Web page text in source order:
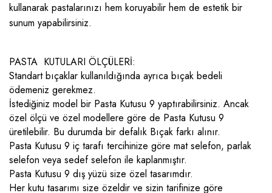
kullanarak pastalarınızı hem koruyabilir hem de estetik bir
sunum yapabilirsiniz.
PASTA KUTULARI ÖLÇÜLERİ:
Standart bıçaklar kullanıldığında ayrıca bıçak bedeli
ödemeniz gerekmez.
İstediğiniz model bir Pasta Kutusu 9 yaptırabilirsiniz. Ancak
özel ölçü ve özel modellere göre de Pasta Kutusu 9
üretilebilir. Bu durumda bir defalık Bıçak farkı alınır.
Pasta Kutusu 9 iç tarafı tercihinize göre mat selefon, parlak
selefon veya sedef selefon ile kaplanmıştır.
Pasta Kutusu 9 dış yüzü size özel tasarımdır.
Her kutu tasarımı size özeldir ve sizin tarifinize göre